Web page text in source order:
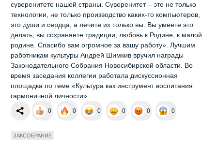
суверенитете нашей страны. Суверенитет – это не только
технологии, не только производство каких-то компьютеров,
это души и сердца, а лечите их только вы. Вы умеете это
делать, вы сохраняете традиции, любовь к Родине, к малой
родине. Спасибо вам огромное за вашу работу». Лучшим
работникам культуры Андрей Шимкив вручил награды
Законодательного Собрания Новосибирской области. Во
время заседания коллегии работала дискуссионная
площадка по теме «Культура как инструмент воспитания
гармоничной личности».
0 0 0 0 0 0
ЗАКСОБРАНИЕ